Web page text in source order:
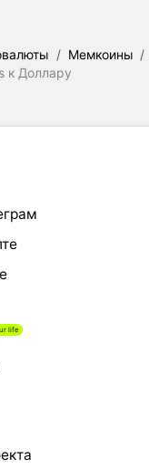
/ Мемкоины /
к Доллару